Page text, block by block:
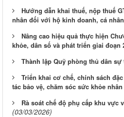
Hướng dẫn khai thuế, nộp thuế
nhân đối với hộ kinh doanh, cá
Nâng cao hiệu quả thực hiện
khỏe, dân số và phát triển giai đoạn
Thành lập Quỹ phòng thủ dân
Triển khai cơ chế, chính sách
tác bảo vệ, chăm sóc sức khỏe nhân
Rà soát chế độ phụ cấp khu vực
(03/03/2026)